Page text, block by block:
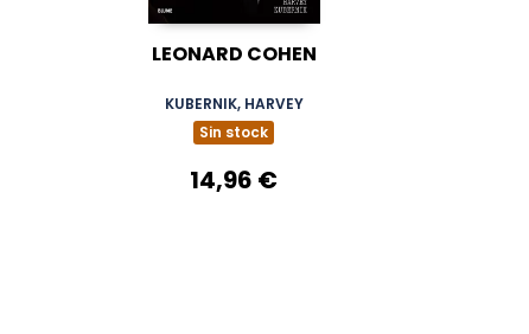
LEONARD COHEN
KUBERNIK, HARVEY
Sin stock
14,96 €